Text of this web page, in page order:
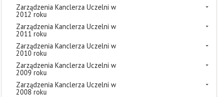
Zarządzenia Kanclerza Uczelni w
2012 roku
Zarządzenia Kanclerza Uczelni w
2011 roku
Zarządzenia Kanclerza Uczelni w
2010 roku
Zarządzenia Kanclerza Uczelni w
2009 roku
Zarządzenia Kanclerza Uczelni w
2008 roku